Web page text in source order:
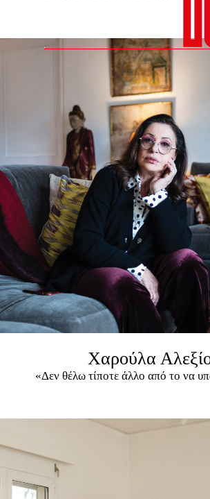
Χαρούλα
«Δεν θέλω τίποτε άλλο από το να